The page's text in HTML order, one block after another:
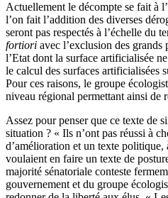
Actuellement le décompte se fait à
l’on fait l’addition des diverses
seront pas respectés à l’échelle du
fortiori avec l’exclusion des
l’Etat dont la surface artificialisée
le calcul des surfaces artificialisées
Pour ces raisons, le groupe
niveau régional permettant ainsi de
Assez pour penser que ce texte de
situation ? « Ils n’ont pas réussi à
d’amélioration et un texte politique,
voulaient en faire un texte de
majorité sénatoriale conteste
gouvernement et du groupe